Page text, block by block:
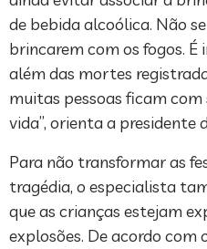
de bebida alcoólica. Não
brincarem com os fogos.
além das mortes
muitas pessoas ficam
vida”, orienta a presidente
Para não transformar as
tragédia, o especialista
que as crianças estejam
explosões. De acordo com